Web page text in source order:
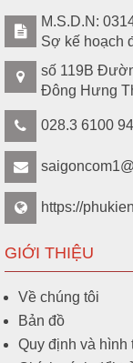
M.S.D.N:
Sợ kế hoạch
số 119B
Đông Hưng
028.3 6100
https://
GIỚI THIỆU
Về chúng tôi
Bản đồ
Quy định và hình